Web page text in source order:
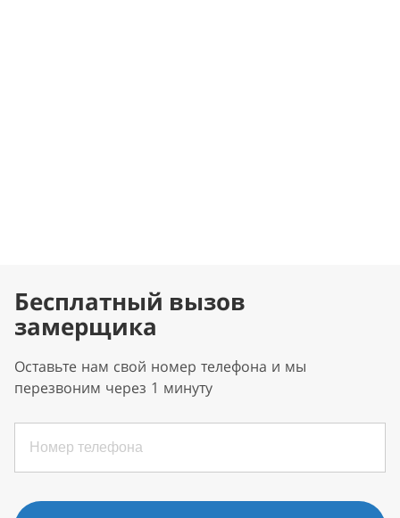
Бесплатный вызов
замерщика
Оставьте нам свой номер телефона и мы
перезвоним через 1 минуту